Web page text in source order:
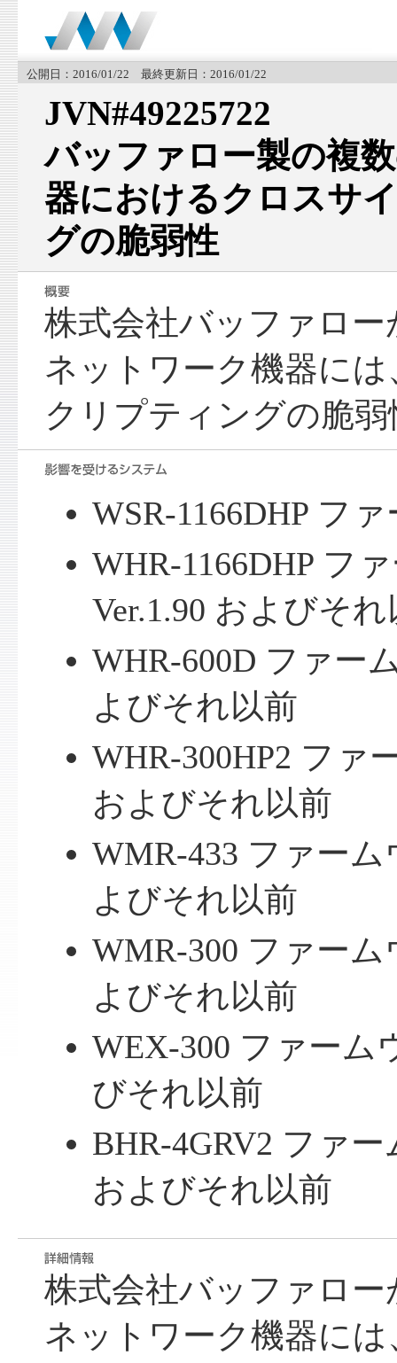
公開日：2016/01/22 最終更新日：2016/01/22
JVN#49225722
バッファロー製の複
器におけるクロスサ
グの脆弱性
株式会社バッファロ
ネットワーク機器に
クリプティングの脆
WSR-1166DHP フ
WHR-1166DHP フ
Ver.1.90 およびそ
WHR-600D ファー
よびそれ以前
WHR-300HP2 ファ
およびそれ以前
WMR-433 ファーム
よびそれ以前
WMR-300 ファーム
よびそれ以前
WEX-300 ファーム
びそれ以前
BHR-4GRV2 ファ
およびそれ以前
株式会社バッファロ
ネットワーク機器に